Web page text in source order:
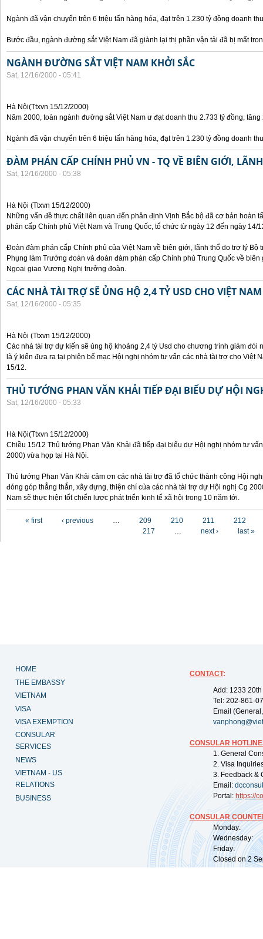
Ngành đã vận chuyển trên 6 triệu tấn hàng hóa, đạt trên 1.230 tỷ đồng doanh
Bước đầu, ngành đường sắt Việt Nam đã giành lại thị phần vận tải đã bị mất
NGÀNH ĐƯỜNG SẮT VIỆT NAM KHỞI SẮC
Sat, 12/16/2000 - 05:41
Hà Nội(Ttxvn 15/12/2000)
Năm 2000, toàn ngành đường sắt Việt Nam ư đạt doanh thu 2.733 tỷ đồng,
Ngành đã vận chuyển trên 6 triệu tấn hàng hóa, đạt trên 1.230 tỷ đồng doanh
ĐÀM PHÁN CẤP CHÍNH PHỦ VN - TQ VỀ BIÊN GIỚI,
Sat, 12/16/2000 - 05:38
Hà Nội (Ttxvn 15/12/2000)
Những vấn đề thực chất liên quan đến phân định Vịnh Bắc bộ đã cơ bản hoàn
phán cấp Chính phủ Việt Nam và Trung Quốc, tổ chức từ ngày 12 đến ngày 14/
Đoàn đàm phán cấp Chính phủ của Việt Nam về biên giới, lãnh thổ do trợ lý Bộ
Phụng làm Trưởng đoàn và đoàn đàm phán cấp Chính phủ Trung Quốc về
Ngoại giao Vương Nghị trưởng đoàn.
CÁC NHÀ TÀI TRỢ SẼ ỦNG HỘ 2,4 TỶ USD CHO VIỆT NAM
Sat, 12/16/2000 - 05:35
Hà Nội (Ttxvn 15/12/2000)
Các nhà tài trợ dự kiến sẽ ủng hộ khoảng 2,4 tỷ Usd cho chương trình giảm đói
là ý kiến đưa ra tại phiên bế mạc Hội nghị nhóm tư vấn các nhà tài trợ cho Việt
15/12.
THỦ TƯỚNG PHAN VĂN KHẢI TIẾP ĐẠI BIỂU DỰ HỘI
Sat, 12/16/2000 - 05:33
Hà Nội(Ttxvn 15/12/2000)
Chiều 15/12 Thủ tướng Phan Văn Khải đã tiếp đại biểu dự Hội nghị nhóm tư
2000) vừa họp tại Hà Nội.
Thủ tướng Phan Văn Khải cảm ơn các nhà tài trợ đã tổ chức thành công Hội
đóng góp thẳng thắn, xây dựng, thiện chí của các nhà tài trợ dự Hội nghị Cg
Nam sẽ thực hiện tốt chiến lược phát triển kinh tế xã hội trong 10 năm tới.
« first ‹ previous … 209 210 211
212
217
… next › last »
HOME
THE EMBASSY
VIETNAM
VISA
VISA EXEMPTION
CONSULAR
SERVICES
NEWS
VIETNAM - US
RELATIONS
BUSINESS
CONTACT:
Add: 1233
Tel: 202-861-
Email
CONSULAR
1. General
2. Visa
3. Feedback &
Email:
Portal: https://
CONSULAR
Monday:
Wednesday:
Friday:
Closed on 2